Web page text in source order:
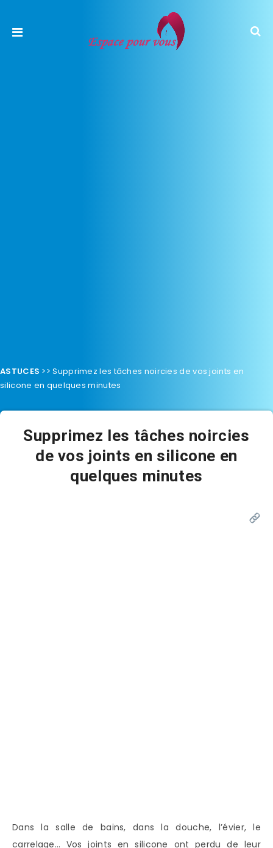
ASTUCES >>Supprimez les tâches noircies de vos joints en
silicone en quelques minutes
Supprimez les tâches noircies
de vos joints en silicone en
quelques minutes
Dans la salle de bains, dans la douche, l’évier, le
carrelage… Vos joints en silicone ont perdu de leur